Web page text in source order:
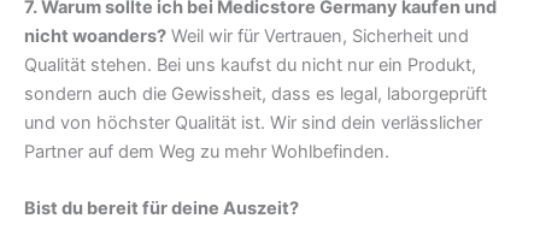
7. Warum sollte ich bei Medicstore Germany kaufen und
nicht woanders? Weil wir für Vertrauen, Sicherheit und
Qualität stehen. Bei uns kaufst du nicht nur ein Produkt,
sondern auch die Gewissheit, dass es legal, laborgeprüft
und von höchster Qualität ist. Wir sind dein verlässlicher
Partner auf dem Weg zu mehr Wohlbefinden.
Bist du bereit für deine Auszeit?